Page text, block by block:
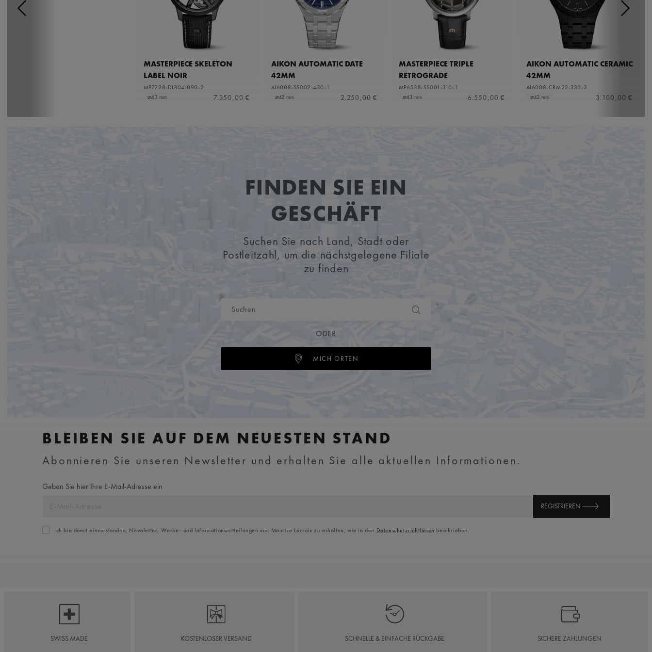
MASTERPIECE SKELETON
LABEL NOIR
MP7228-DLB04-090-2
⌀43 mm
7.350,00 €
AIKON AUTOMATIC DATE
42MM
AI6008-SS002-430-1
⌀42 mm
2.250,00 €
MASTERPIECE TRIPLE
RETROGRADE
MP6538-SS001-310-1
⌀43 mm
6.550,00 €
AIKON AUTOMATIC CERAMIC
42MM
AI6008-CRM22-330-2
⌀42 mm
3.100,00 €
FINDEN SIE EIN
GESCHÄFT
Suchen Sie nach Land, Stadt oder
Postleitzahl, um die nächstgelegene Filiale
zu finden
ODER
MICH ORTEN
BLEIBEN SIE AUF DEM NEUESTEN STAND
Abonnieren Sie unseren Newsletter und erhalten Sie alle aktuellen Informationen.
Geben Sie hier Ihre E-Mail-Adresse ein
REGISTRIEREN
Ich bin damit einverstanden, Newsletter, Werbe- und Informationsmitteilungen von Maurice Lacroix zu erhalten, wie in den Datenschutzrichtlinien beschrieben.
SWISS MADE KOSTENLOSER VERSAND SCHNELLE & EINFACHE RÜCKGABE SICHERE ZAHLUNGEN